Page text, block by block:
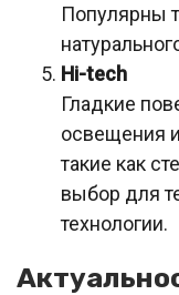
Популярны
Hi-tech
Гладкие
освещения
такие как
выбор для
технологии.